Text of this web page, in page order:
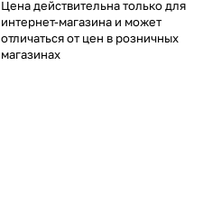
Цена действительна только для
интернет-магазина и может
отличаться от цен в розничных
магазинах